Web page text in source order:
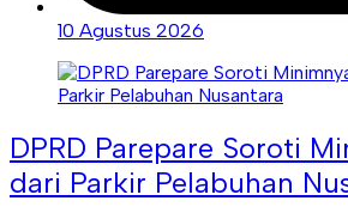
10 Agustus 2026
DPRD Parepare Soroti
dari Parkir Pelabuhan